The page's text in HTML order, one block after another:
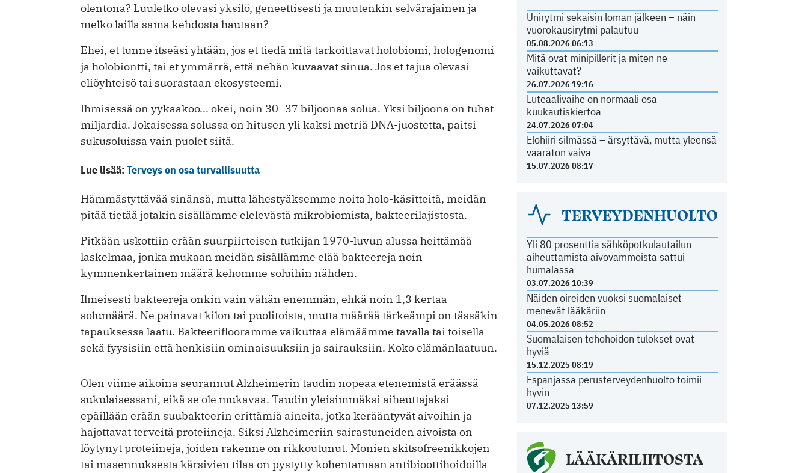
Unirytmi sekaisin loman jälkeen – näin
vuorokausirytmi palautuu
05.08.2026 06:13
Mitä ovat minipillerit ja miten ne
vaikuttavat?
26.07.2026 19:16
Luteaalivaihe on normaali osa
kuukautiskiertoa
24.07.2026 07:04
Elohiiri silmässä – ärsyttävä, mutta yleensä
vaaraton vaiva
15.07.2026 08:17
TERVEYDENHUOLTO
Yli 80 prosenttia sähköpotkulautailun
aiheuttamista aivovammoista sattui
humalassa
03.07.2026 10:39
Näiden oireiden vuoksi suomalaiset
menevät lääkäriin
04.05.2026 08:52
Suomalaisen tehohoidon tulokset ovat
hyviä
15.12.2025 08:19
Espanjassa perusterveydenhuolto toimii
hyvin
07.12.2025 13:59
LÄÄKÄRILIITOSTA
olentona? Luuletko olevasi yksilö, geneettisesti ja muutenkin selvärajainen ja
melko lailla sama kehdosta hautaan?
Ehei, et tunne itseäsi yhtään, jos et tiedä mitä tarkoittavat holobiomi, hologenomi
ja holobiontti, tai et ymmärrä, että nehän kuvaavat sinua. Jos et tajua olevasi
eliöyhteisö tai suorastaan ekosysteemi.
Ihmisessä on yykaakoo... okei, noin 30–37 biljoonaa solua. Yksi biljoona on tuhat
miljardia. Jokaisessa solussa on hitusen yli kaksi metriä DNA-juostetta, paitsi
sukusoluissa vain puolet siitä.
Lue lisää:Terveys on osa turvallisuutta
Hämmästyttävää sinänsä, mutta lähes­tyäksemme noita holo-käsitteitä, meidän
pitää tietää jotakin sisällämme elelevästä mikrobiomista, bakteerilajistosta.
Pitkään uskottiin erään suurpiirteisen tutkijan 1970-luvun alussa heittämää
laskelmaa, jonka mukaan meidän sisällämme elää bakteereja noin
kymmenkertainen määrä kehomme soluihin nähden.
Ilmeisesti bakteereja onkin vain vähän enemmän, ehkä noin 1,3 kertaa
solumäärä. Ne painavat kilon tai puolitoista, mutta määrää tärkeämpi on tässäkin
tapauksessa laatu. Bakteeriflooramme vaikuttaa elämäämme tavalla tai toisella –
sekä fyysisiin että henkisiin ominaisuuksiin ja sairauksiin. Koko elämänlaatuun.
Olen viime aikoina seurannut Alzheimerin taudin nopeaa etenemistä eräässä
sukulaisessani, eikä se ole mukavaa. Taudin yleisimmäksi aiheuttajaksi
epäillään erään suubakteerin erittämiä aineita, jotka kerääntyvät aivoihin ja
hajottavat terveitä proteiineja. Siksi Alzheimeriin sairastuneiden aivoista on
löytynyt proteiineja, joiden rakenne on rikkoutunut. Monien skitsofreenikkojen
tai masennuksesta kärsivien tilaa on pystytty kohentamaan antibioottihoi­doilla